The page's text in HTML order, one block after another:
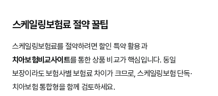
스케일링보험료 절약 꿀팁
스케일링보험료를 절약하려면 할인 특약 활용과
치아보험비교사이트를 통한 상품 비교가 핵심입니다. 동일
보장이라도 보험사별 보험료 차이가 크므로, 스케일링보험 단독·
치아보험 통합형을 함께 검토하세요.